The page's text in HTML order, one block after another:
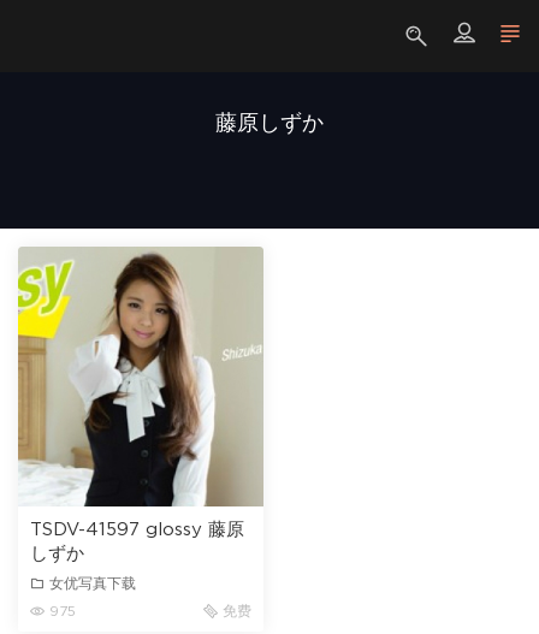
藤原しずか
TSDV-41597 glossy 藤原
しずか
女优写真下载
975
免费